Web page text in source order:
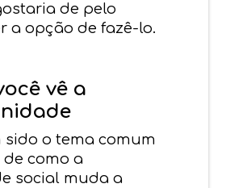
de pelo
a opção de fazê-lo.
vê a
sido o tema comum
como a
social muda a